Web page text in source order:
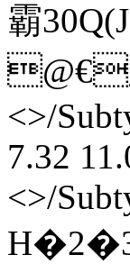
霸
@€
<>/
7.32
<>/